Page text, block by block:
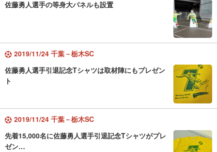
佐藤勇人選手の等身大パネルも設置
2019/11/24 千葉－栃木SC
佐藤勇人選手引退記念Tシャツは取材陣にもプレゼン
ト
2019/11/24 千葉－栃木SC
先着15,000名に佐藤勇人選手引退記念Tシャツがプレ
ゼン…